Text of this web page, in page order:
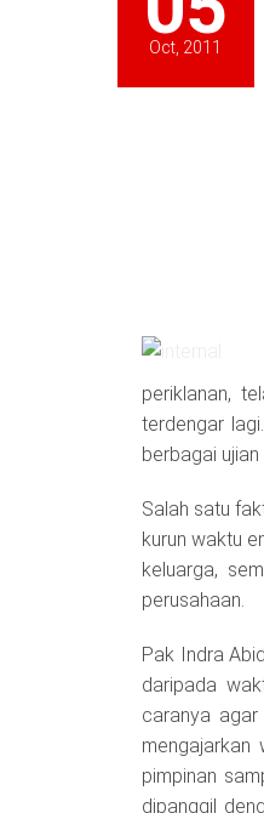
Oct, 2011
periklanan,
terdengar
berbagai
Salah satu
kurun waktu
keluarga,
perusahaan.
Pak Indra
daripada
caranya
mengajarkan
pimpinan
dipanggil